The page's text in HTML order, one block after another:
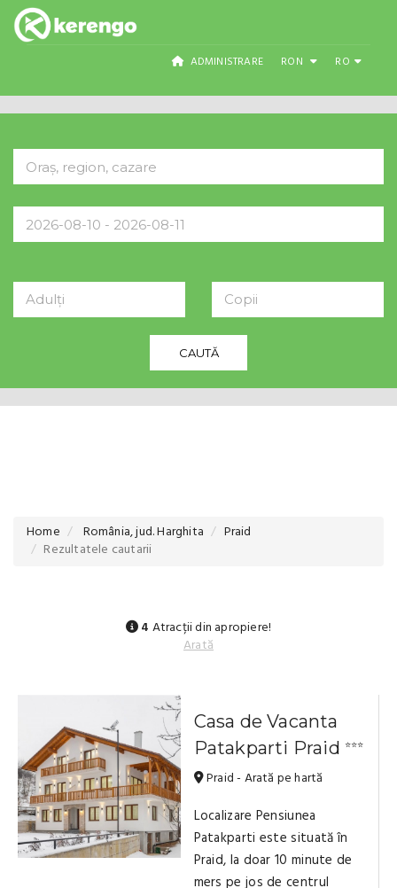
ADMINISTRARE RON RO
Adulți Copii
CAUTĂ
Home România, jud. Harghita
Praid
Rezultatele cautarii
4 Atracții din apropiere!
Arată
Casa de Vacanta
Patakparti Praid ⭐⭐⭐
Praid - Arată pe hartă
Localizare Pensiunea
Patakparti este situată în
Praid, la doar 10 minute de
mers pe jos de centrul